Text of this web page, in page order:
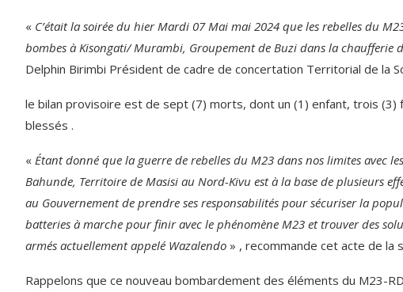
« C’était la soirée du hier Mardi 07 Mai mai 2024 que les rebelles du
bombes à Kisongati/ Murambi, Groupement de Buzi dans la chaufferie
Delphin Birimbi Président de cadre de concertation Territorial de la
le bilan provisoire est de sept (7) morts, dont un (1) enfant, trois
blessés .
« Étant donné que la guerre de rebelles du M23 dans nos limites avec
Bahunde, Territoire de Masisi au Nord-Kivu est à la base de plusieurs
au Gouvernement de prendre ses responsabilités pour sécuriser la
batteries à marche pour finir avec le phénomène M23 et trouver des
armés actuellement appelé Wazalendo » , recommande cet acte de la
Rappelons que ce nouveau bombardement des éléments du M23-